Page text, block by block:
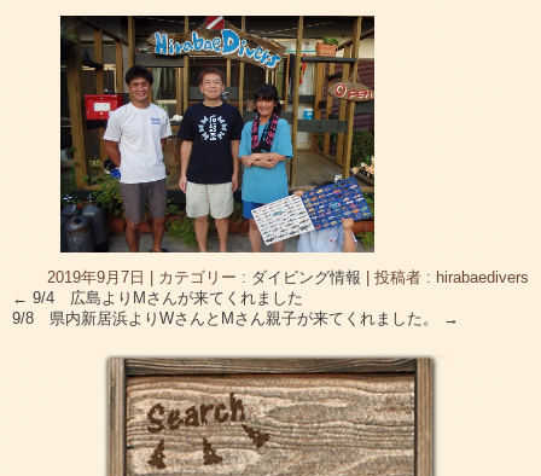
2019年9月7日 | カテゴリー : ダイビング情報 | 投稿者 : hirabaedivers
← 9/4 広島よりMさんが来てくれました
9/8 県内新居浜よりWさんとMさん親子が来てくれました。
→